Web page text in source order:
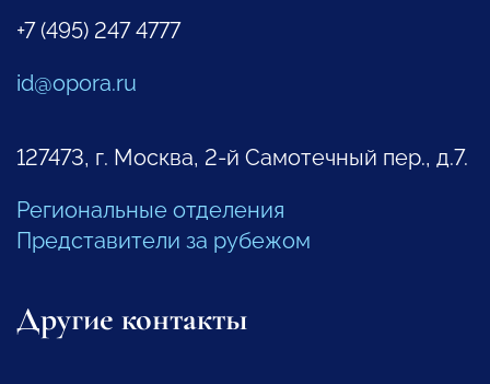
+7 (495) 247 4777
id@opora.ru
127473, г. Москва, 2-й Самотечный пер., д.7.
Региональные отделения
Представители за рубежом
Другие контакты